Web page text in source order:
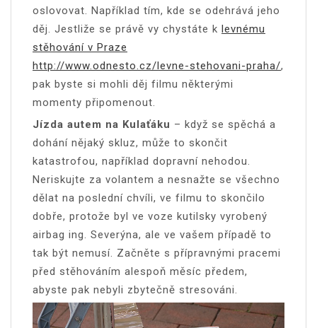
oslovovat. Například tím, kde se odehrává jeho
děj. Jestliže se právě vy chystáte k levnému
stěhování v Praze
http://www.odnesto.cz/levne-stehovani-praha/,
pak byste si mohli děj filmu některými
momenty připomenout.
Jízda autem na Kulaťáku – když se spěchá a
dohání nějaký skluz, může to skončit
katastrofou, například dopravní nehodou.
Neriskujte za volantem a nesnažte se všechno
dělat na poslední chvíli, ve filmu to skončilo
dobře, protože byl ve voze kutilsky vyrobený
airbag ing. Severýna, ale ve vašem případě to
tak být nemusí. Začněte s přípravnými pracemi
před stěhováním alespoň měsíc předem,
abyste pak nebyli zbytečně stresováni.